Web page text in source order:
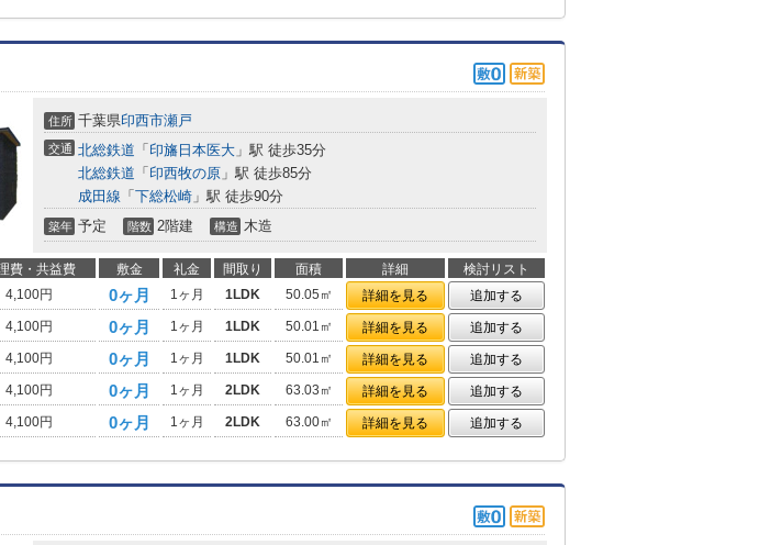
住所 千葉県印西市瀬戸
交通 北総鉄道 「 印旛日本医大 」駅 徒歩35分
北総鉄道 「 印西牧の原 」駅 徒歩85分
成田線 「 下総松崎 」駅 徒歩90分
築年 予定 階数 2階建 構造 木造
費・共益費 敷金 礼金 間取り 面積 詳細
検討リスト
4,100円 0ヶ月 1ヶ月 1LDK 50.05㎡ 詳細を見る
追加する
4,100円 0ヶ月 1ヶ月 1LDK 50.01㎡ 詳細を見る
追加する
4,100円 0ヶ月 1ヶ月 1LDK 50.01㎡ 詳細を見る
追加する
4,100円 0ヶ月 1ヶ月 2LDK 63.03㎡ 詳細を見る
追加する
4,100円 0ヶ月 1ヶ月 2LDK 63.00㎡ 詳細を見る 追加する